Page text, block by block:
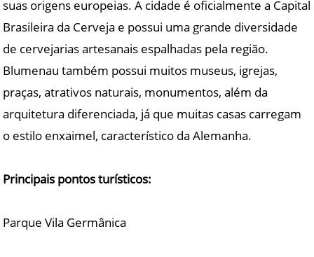
suas origens europeias. A cidade é oficialmente a Capital
Brasileira da Cerveja e possui uma grande diversidade
de cervejarias artesanais espalhadas pela região.
Blumenau também possui muitos museus, igrejas,
praças, atrativos naturais, monumentos, além da
arquitetura diferenciada, já que muitas casas carregam
o estilo enxaimel, característico da Alemanha.
Principais pontos turísticos:
Parque Vila Germânica